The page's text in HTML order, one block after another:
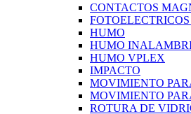
CONTACTOS
HUMO
HUMO
HUMO VPLEX
IMPACTO
MOVIMIENTO
MOVIMIENTO
ROTURA DE